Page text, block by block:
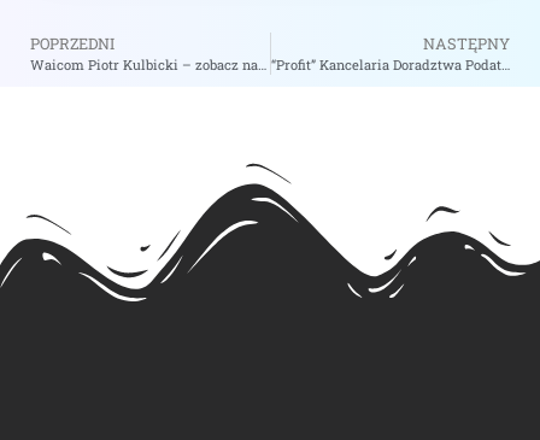
POPRZEDNI
Waicom Piotr Kulbicki – zobacz na biizii.com
NASTĘPNY
“Profit” Kancelaria Doradztwa Podatkowego Grzegorz Perlik – zobacz na biizii.com